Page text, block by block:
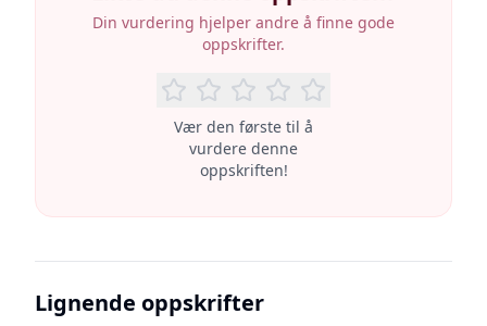
Din vurdering hjelper andre å finne gode
oppskrifter.
Vær den første til å
vurdere denne
oppskriften!
Lignende oppskrifter